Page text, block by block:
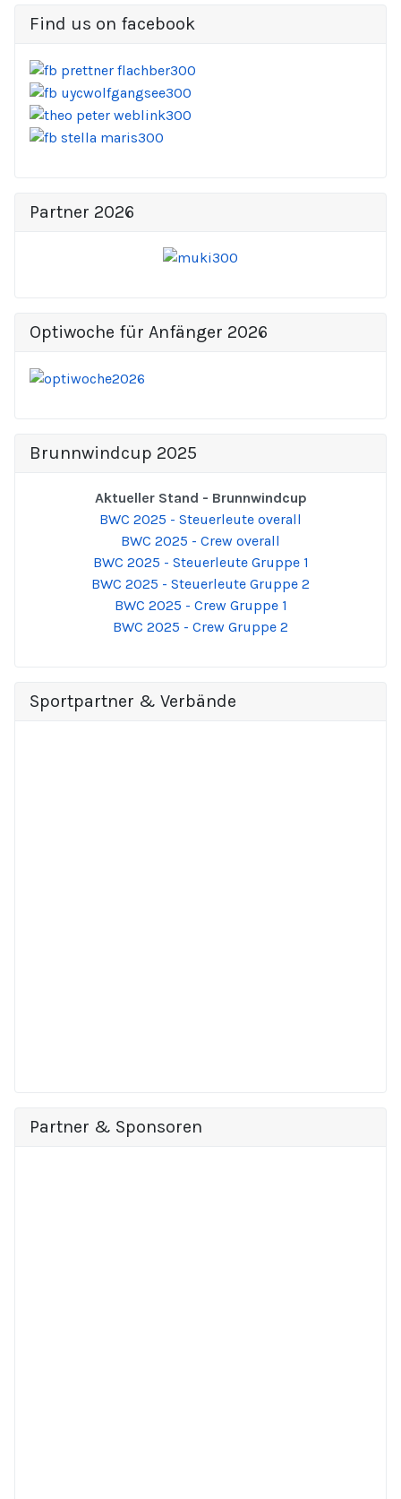
Find us on facebook
Partner 2026
Optiwoche für Anfänger 2026
Brunnwindcup 2025
Aktueller Stand - Brunnwindcup
BWC 2025 - Steuerleute overall
BWC 2025 - Crew overall
BWC 2025 - Steuerleute Gruppe 1
BWC 2025 - Steuerleute Gruppe 2
BWC 2025 - Crew Gruppe 1
BWC 2025 - Crew Gruppe 2
Sportpartner & Verbände
Partner & Sponsoren